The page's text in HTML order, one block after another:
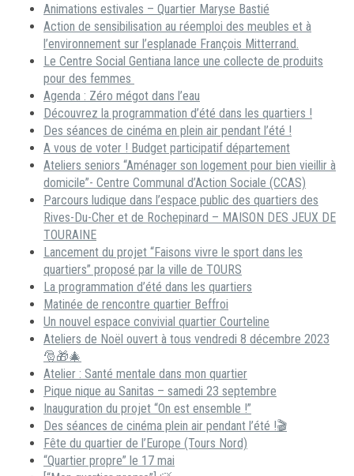
Animations estivales – Quartier Maryse Bastié
Action de sensibilisation au réemploi des meubles et à
l’environnement sur l’esplanade François Mitterrand.
Le Centre Social Gentiana lance une collecte de produits
pour des femmes
Agenda : Zéro mégot dans l’eau
Découvrez la programmation d’été dans les quartiers !
Des séances de cinéma en plein air pendant l’été !
A vous de voter ! Budget participatif département
Ateliers seniors “Aménager son logement pour bien vieillir à
domicile”- Centre Communal d’Action Sociale (CCAS)
Parcours ludique dans l’espace public des quartiers des
Rives-Du-Cher et de Rochepinard – MAISON DES JEUX DE
TOURAINE
Lancement du projet “Faisons vivre le sport dans les
quartiers” proposé par la ville de TOURS
La programmation d’été dans les quartiers
Matinée de rencontre quartier Beffroi
Un nouvel espace convivial quartier Courteline
Ateliers de Noël ouvert à tous vendredi 8 décembre 2023
🎅🎁🎄
Atelier : Santé mentale dans mon quartier
Pique nique au Sanitas – samedi 23 septembre
Inauguration du projet “On est ensemble !”
Des séances de cinéma plein air pendant l’été !🎬
Fête du quartier de l’Europe (Tours Nord)
“Quartier propre” le 17 mai